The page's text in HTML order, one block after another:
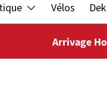
Vélos
Arrivage